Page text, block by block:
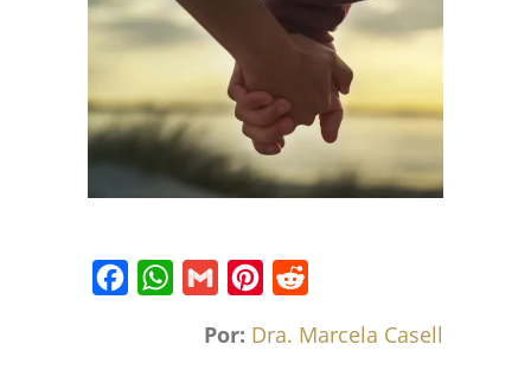
Por: Dra. Marcela Caselli